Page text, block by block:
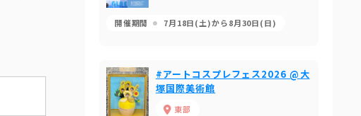
開催期間 7月18日(土)から8月30日(日)
#アートコスプレフェス2026 @大
塚国際美術館
東部